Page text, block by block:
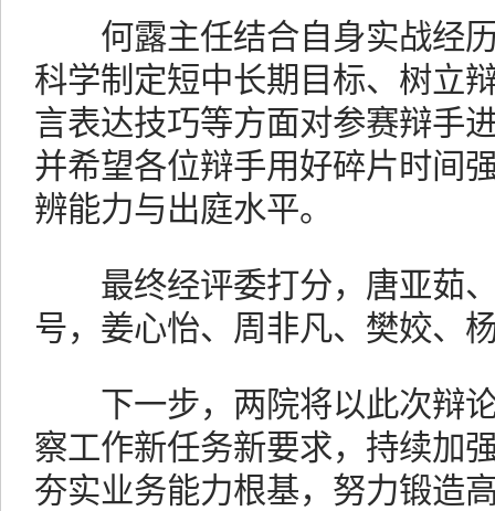
何露主任结合自身实战经历
科学制定短中长期目标、树立
言表达技巧等方面对参赛辩手
并希望各位辩手用好碎片时间
辨能力与出庭水平。
最终经评委打分，唐亚茹、
号，姜心怡、周非凡、樊姣、
下一步，两院将以此次辩论
察工作新任务新要求，持续加
夯实业务能力根基，努力锻造